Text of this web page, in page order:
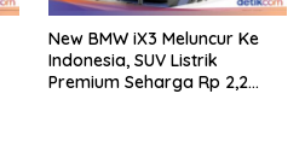
New BMW iX3 Meluncur Ke
Indonesia, SUV Listrik
Premium Seharga Rp 2,2